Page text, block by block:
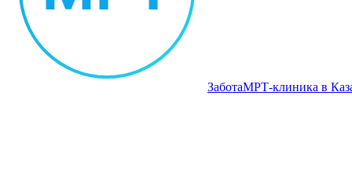
ЗаботаМРТ‑клиника в